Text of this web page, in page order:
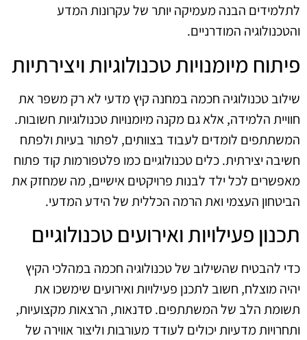
לתלמידים הבנה מעמיקה יותר של עקרונות המדע
והטכנולוגיה המודרניים.
פיתוח מיומנויות טכנולוגיות ויצירתיות
שילוב טכנולוגיה חכמה במחנה קיץ מדעי לא רק משפר את
חוויית הלמידה, אלא גם מקנה מיומנויות טכנולוגיות חשובות.
המשתתפים לומדים לעבוד בצוותים, לפתור בעיות ולפתח
חשיבה יצירתית. כלים טכנולוגיים כמו פלטפורמות קוד פתוח
מאפשרים לכל ילד לבנות פרויקטים אישיים, מה שמחזק את
הביטחון העצמי ואת הרמה הכללית של הידע המדעי.
תכנון פעילויות ואירועים טכנולוגיים
כדי להבטיח שהשילוב של טכנולוגיה חכמה במהלכי הקיץ
יהיה מוצלח, חשוב לתכנן פעילויות ואירועים שימשכו את
תשומת הלב של המשתתפים. סדנאות, הרצאות מקצועיות,
ותחרויות מדעיות יכולים לעודד מעורבות וליצור אווירה של